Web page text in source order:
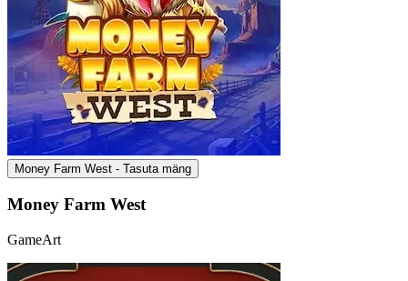
Money Farm West - Tasuta mäng
Money Farm West
GameArt